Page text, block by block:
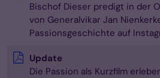
Bischof Dieser predigt in der
von Generalvikar Jan
Passionsgeschichte auf
Update
Die Passion als Kurzfilm